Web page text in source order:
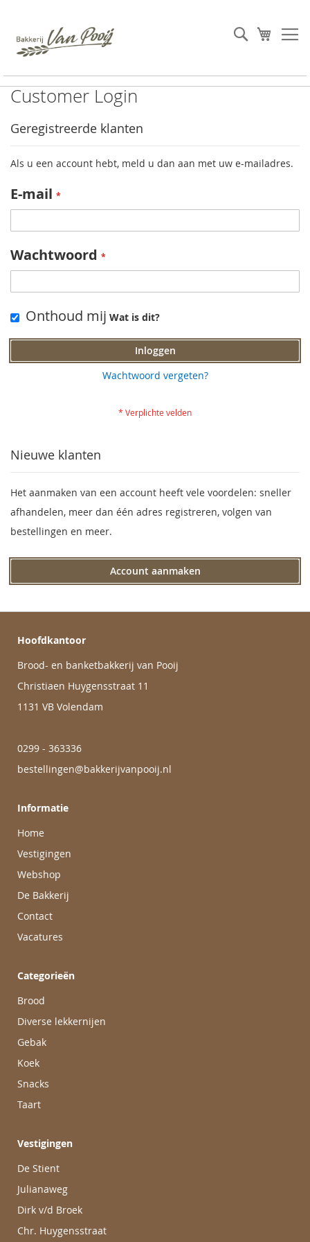
de
inhoud
Search
Customer Login
Geregistreerde klanten
Als u een account hebt, meld u dan aan met uw e-mailadres.
E-mail
Wachtwoord
Onthoud mij Wat is dit?
Inloggen
Wachtwoord vergeten?
Nieuwe klanten
Het aanmaken van een account heeft vele voordelen: sneller
afhandelen, meer dan één adres registreren, volgen van
bestellingen en meer.
Account aanmaken
Hoofdkantoor
Brood- en banketbakkerij van Pooij
Christiaen Huygensstraat 11
1131 VB Volendam
0299 - 363336
bestellingen@bakkerijvanpooij.nl
Informatie
Home
Vestigingen
Webshop
De Bakkerij
Contact
Vacatures
Categorieën
Brood
Diverse lekkernijen
Gebak
Koek
Snacks
Taart
Vestigingen
De Stient
Julianaweg
Dirk v/d Broek
Chr. Huygensstraat